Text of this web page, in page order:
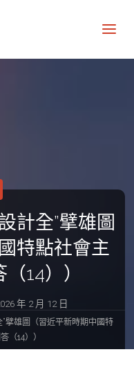
計全”擘雄圖
特點社會主
14））
年 2 月 12 日
擘雄圖（習近平新時期中國特
（14））